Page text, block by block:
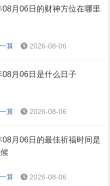
08月06日的财神方位在哪里
算 2026-08-06
08月06日是什么日子
算 2026-08-06
08月06日的最佳祈福时间是
算 2026-08-06